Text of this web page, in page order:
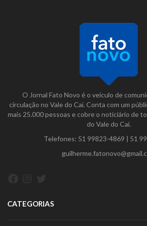
O Jornal Fato Novo é o veículo de
circulação no Vale do Caí. Conta com um
mais 25.000 pessoas e cobre o noticiário de
do Vale do Caí.
Telefones: 51 99823-4869 | 51
CATEGORIAS